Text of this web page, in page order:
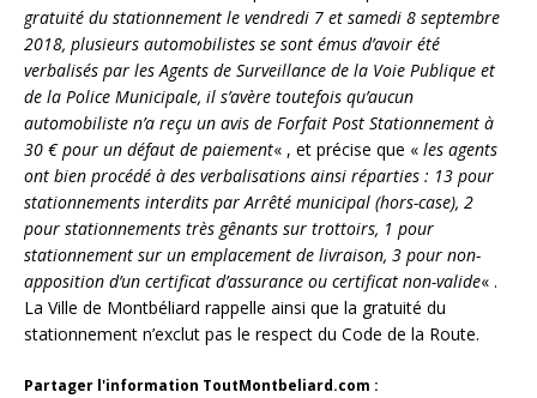
gratuité du stationnement le vendredi 7 et samedi 8 septembre
2018, plusieurs automobilistes se sont émus d’avoir été
verbalisés par les Agents de Surveillance de la Voie Publique et
de la Police Municipale, il s’avère toutefois qu’aucun
automobiliste n’a reçu un avis de Forfait Post Stationnement à
30 € pour un défaut de paiement« , et précise que « les agents
ont bien procédé à des verbalisations ainsi réparties : 13 pour
stationnements interdits par Arrêté municipal (hors-case), 2
pour stationnements très gênants sur trottoirs, 1 pour
stationnement sur un emplacement de livraison, 3 pour non-
apposition d’un certificat d’assurance ou certificat non-valide« .
La Ville de Montbéliard rappelle ainsi que la gratuité du
stationnement n’exclut pas le respect du Code de la Route.
Partager l'information ToutMontbeliard.com :